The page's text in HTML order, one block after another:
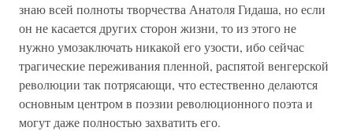
знаю всей полноты творчества Анатоля Гидаша, но если
он не касается других сторон жизни, то из этого не
нужно умозаключать никакой его узости, ибо сейчас
трагические переживания пленной, распятой венгерской
революции так потрясающи, что естественно делаются
основным центром в поэзии революционного поэта и
могут даже полностью захватить его.